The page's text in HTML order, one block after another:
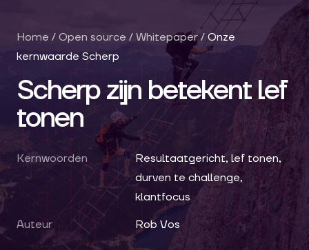
Home / Open source / Whitepaper/ Onze
kernwaarde Scherp
Scherp zijn betekent lef
tonen
Kernwoorden
Resultaatgericht, lef tonen,
durven te challenge,
klantfocus
Auteur
Rob Vos